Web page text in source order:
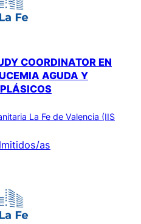
COORDINATOR EN
AGUDA Y
La Fe de Valencia (IIS
as